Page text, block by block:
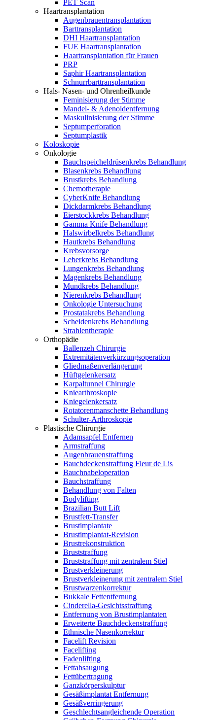
PET Scan
Haartransplantation
Augenbrauentransplantation
Barttransplantation
DHI Haartransplantation
FUE Haartransplantation
Haartransplantation für Frauen
PRP
Saphir Haartransplantation
Schnurrbarttransplantation
Hals- Nasen- und Ohrenheilkunde
Feminisierung der Stimme
Mandel- & Adenoidentfernung
Maskulinisierung der Stimme
Septumperforation
Septumplastik
Koloskopie
Onkologie
Bauchspeicheldrüsenkrebs Behandlung
Blasenkrebs Behandlung
Brustkrebs Behandlung
Chemotherapie
CyberKnife Behandlung
Dickdarmkrebs Behandlung
Eierstockkrebs Behandlung
Gamma Knife Behandlung
Halswirbelkrebs Behandlung
Hautkrebs Behandlung
Krebsvorsorge
Leberkrebs Behandlung
Lungenkrebs Behandlung
Magenkrebs Behandlung
Mundkrebs Behandlung
Nierenkrebs Behandlung
Onkologie Untersuchung
Prostatakrebs Behandlung
Scheidenkrebs Behandlung
Strahlentherapie
Orthopädie
Ballenzeh Chirurgie
Extremitätenverkürzungsoperation
Gliedmaßenverlängerung
Hüftgelenkersatz
Karpaltunnel Chirurgie
Kniearthroskopie
Kniegelenkersatz
Rotatorenmanschette Behandlung
Schulter-Arthroskopie
Plastische Chirurgie
Adamsapfel Entfernen
Armstraffung
Augenbrauenstraffung
Bauchdeckenstraffung Fleur de Lis
Bauchnabeloperation
Bauchstraffung
Behandlung von Falten
Bodylifting
Brazilian Butt Lift
Brustfett-Transfer
Brustimplantate
Brustimplantat-Revision
Brustrekonstruktion
Bruststraffung
Bruststraffung mit zentralem Stiel
Brustverkleinerung
Brustverkleinerung mit zentralem Stiel
Brustwarzenkorrektur
Bukkale Fettentfernung
Cinderella-Gesichtsstraffung
Entfernung von Brustimplantaten
Erweiterte Bauchdeckenstraffung
Ethnische Nasenkorrektur
Facelift Revision
Facelifting
Fadenlifting
Fettabsaugung
Fettübertragung
Ganzkörperskulptur
Gesäßimplantat Entfernung
Gesäßverringerung
Geschlechtsangleichende Operation